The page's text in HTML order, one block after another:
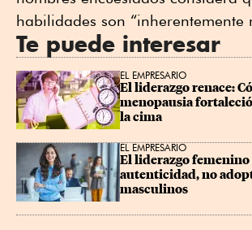
habilidades son “inherentemente
Te puede interesar
EL EMPRESARIO
El liderazgo renace:
menopausia
la cima
EL EMPRESARIO
El liderazgo femenino
autenticidad, no
masculinos